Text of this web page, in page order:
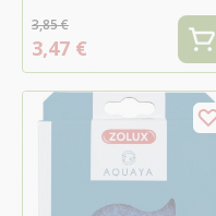
3,85 €
3,47 €